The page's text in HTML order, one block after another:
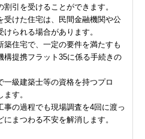
引を受けることができます。
けた住宅は、民間金融機関や公
られる場合があります。
住宅で、一定の要件を満たすも
構提携フラット35に係る手続きの
級建築士等の資格を持つプロ
す。
の過程でも現場調査を4回に渡っ
まつわる不安を解消します。